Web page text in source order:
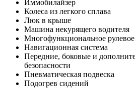
Иммобилайзер
Колеса из легкого сплава
Люк в крыше
Машина некурящего водителя
Многофункциональное рулевое
Навигационная система
Передние, боковые и
безопасности
Пневматическая подвеска
Подогрев сидений